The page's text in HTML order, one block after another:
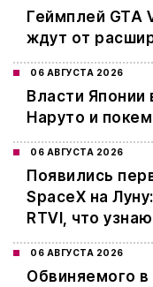
Геймплей GTA
ждут от
06 АВГУСТА 2026
Власти
Наруто и
06 АВГУСТА 2026
Появились
SpaceX на
RTVI, что
06 АВГУСТА 2026
Обвиняемого в